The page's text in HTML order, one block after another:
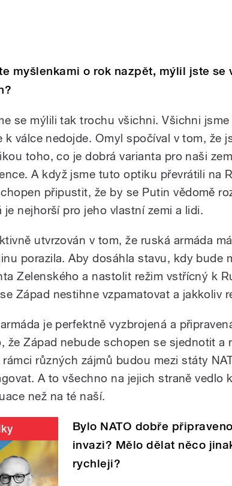
myšlenkami o rok nazpět, mýlil jste se
se mýlili tak trochu všichni. Všichni
k válce nedojde. Omyl spočíval v tom, že
toho, co je dobrá varianta pro naši
A když jsme tuto optiku převrátili na
připustit, že by se Putin vědomě
je nejhorší pro jeho vlastní zemi a lidi.
utvrzován v tom, že ruská armáda
porazila. Aby dosáhla stavu, kdy bude
Zelenského a nastolit režim vstřícný k
Západ nestihne vzpamatovat a jakkoliv
je perfektně vyzbrojená a
že Západ nebude schopen se sjednotit a
rámci různých zájmů budou mezi státy
A to všechno na jejich straně vedlo
než na té naší.
Bylo NATO dobře
invazi? Mělo dělat něco
rychleji?